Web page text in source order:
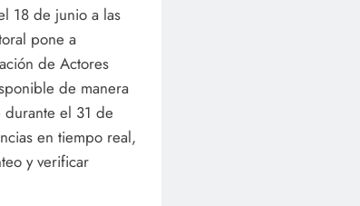
18 de junio a las
pone a
de Actores
de manera
el 31 de
en tiempo real,
y verificar